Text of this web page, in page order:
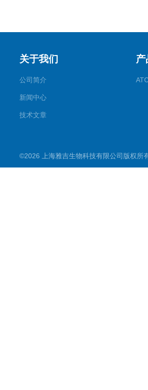
关于我们
公司简介
新闻中心
技术文章
产
©2026 上海雅吉生物科技有限公司版权